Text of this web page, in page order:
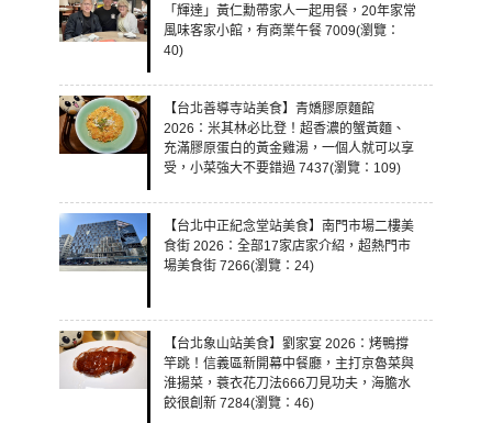
「輝達」黃仁勳帶家人一起用餐，20年家常
風味客家小館，有商業午餐 7009(瀏覽：
40)
【台北善導寺站美食】青嬌膠原麵館
2026：米其林必比登！超香濃的蟹黃麵、
充滿膠原蛋白的黃金雞湯，一個人就可以享
受，小菜強大不要錯過 7437(瀏覽：109)
【台北中正紀念堂站美食】南門市場二樓美
食街 2026：全部17家店家介紹，超熱門市
場美食街 7266(瀏覽：24)
【台北象山站美食】劉家宴 2026：烤鴨撐
竿跳！信義區新開幕中餐廳，主打京魯菜與
淮揚菜，蓑衣花刀法666刀見功夫，海膽水
餃很創新 7284(瀏覽：46)